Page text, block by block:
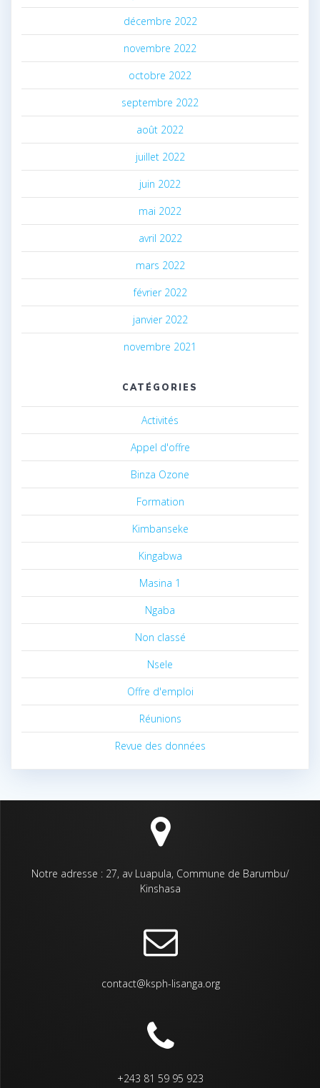
décembre 2022
novembre 2022
octobre 2022
septembre 2022
août 2022
juillet 2022
juin 2022
mai 2022
avril 2022
mars 2022
février 2022
janvier 2022
novembre 2021
CATÉGORIES
Activités
Appel d'offre
Binza Ozone
Formation
Kimbanseke
Kingabwa
Masina 1
Ngaba
Non classé
Nsele
Offre d'emploi
Réunions
Revue des données
Notre adresse : 27, av Luapula, Commune de Barumbu/
Kinshasa
contact@ksph-lisanga.org
+243 81 59 95 923